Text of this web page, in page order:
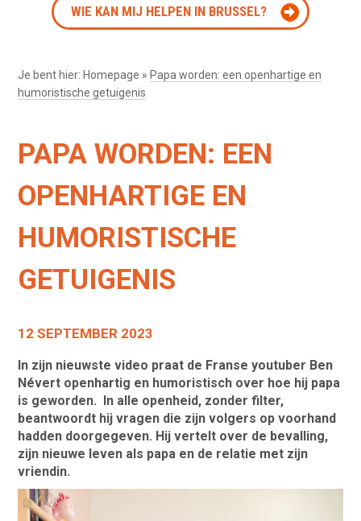
WIE KAN MIJ HELPEN IN BRUSSEL?
Je bent hier: Homepage » Papa worden: een openhartige en
humoristische getuigenis
PAPA WORDEN: EEN
OPENHARTIGE EN
HUMORISTISCHE
GETUIGENIS
12 SEPTEMBER 2023
In zijn nieuwste video praat de Franse youtuber Ben
Névert openhartig en humoristisch over hoe hij papa
is geworden. In alle openheid, zonder filter,
beantwoordt hij vragen die zijn volgers op voorhand
hadden doorgegeven. Hij vertelt over de bevalling,
zijn nieuwe leven als papa en de relatie met zijn
vriendin.